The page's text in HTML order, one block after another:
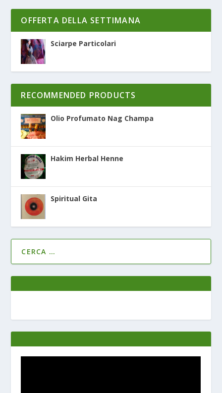
OFFERTA DELLA SETTIMANA
Sciarpe Particolari
RECOMMENDED PRODUCTS
Olio Profumato Nag Champa
Hakim Herbal Henne
Spiritual Gita